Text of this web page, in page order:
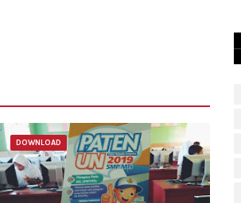
DOWNLOAD